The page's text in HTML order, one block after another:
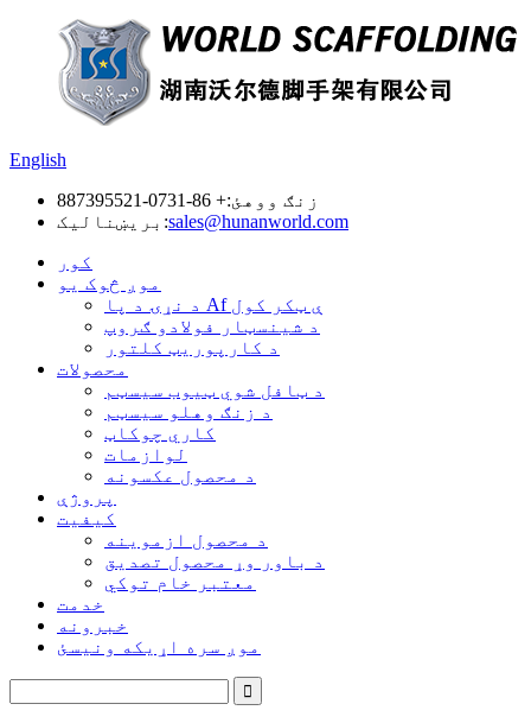
English
زنګ ووهئ:+ 86-0731-887395521
بریښنالیک:sales@hunanworld.com
کور
موږ څوک یو
د نړۍ د پا Af ې ټکر کول
د شینسټار فولادو ګروپ
د کارپوریټ کلتور
محصولات
د ټافل شوي ټیوب سیسټم
د زنګ وهلو سیسټم
کاري چوکاټ
لوازمات
د محصول عکسونه
پروژې
کیفیت
د محصول ازموینه
د باور وړ محصول تصدیق
معتبر خام توکي
خدمت
خبرونه
موږ سره اړیکه ونیسئ